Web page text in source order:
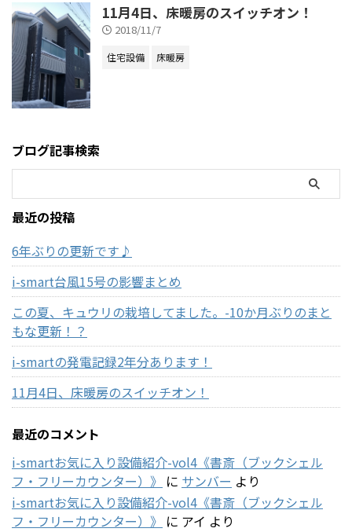
11月4日、床暖房のスイッチオン！
2018/11/7
住宅設備 床暖房
ブログ記事検索
最近の投稿
6年ぶりの更新です♪
i-smart台風15号の影響まとめ
この夏、キュウリの栽培してました。-10か月ぶりのまと
もな更新！？
i-smartの発電記録2年分あります！
11月4日、床暖房のスイッチオン！
最近のコメント
i-smartお気に入り設備紹介-vol4《書斎（ブックシェル
フ・フリーカウンター）》 に サンバー より
i-smartお気に入り設備紹介-vol4《書斎（ブックシェル
フ・フリーカウンター）》 に アイ より